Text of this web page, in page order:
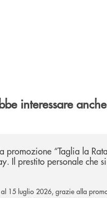
interessare
promozione “Taglia la
Il prestito personale che
15 luglio 2026, grazie alla